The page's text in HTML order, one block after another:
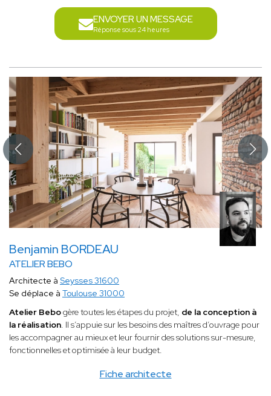
ENVOYER UN MESSAGE
Réponse sous 24 heures
Benjamin BORDEAU
ATELIER BEBO
Fiche architecte
Architecte à Seysses 31600
Se déplace à Toulouse 31000
Atelier Bebogère toutes les étapes du projet, de la conception à
la réalisation. Il s’appuie sur les besoins des maîtres d’ouvrage pour
les accompagner au mieux et leur fournir des solutions sur-mesure,
fonctionnelles et optimisée à leur budget.